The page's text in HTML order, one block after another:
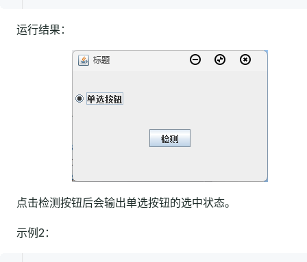
运行结果：
点击检测按钮后会输出单选按钮的选中状态。
示例2：